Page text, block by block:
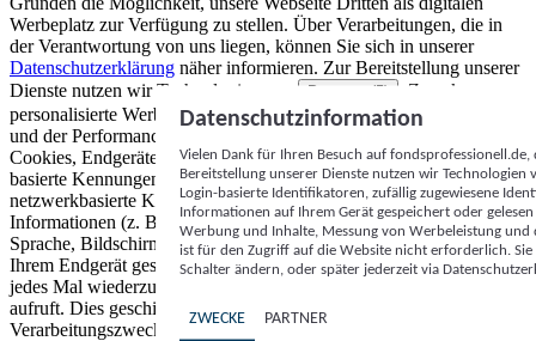
Werbeplatz zur Verfügung zu stellen. Über Verarbeitungen, die in
der Verantwortung von uns liegen, können Sie sich in unserer
Datenschutzerklärung näher informieren. Zur Bereitstellung unserer
Dienste nutzen wir Technologien von
Partnern (5)
. Zwecke:
personalisierte Werbung und Inhalte, Messung von Werbeleistung
und der Performance von Inhalten sowie Zielgruppenforschung.
Cookies, Endgeräte- oder ähnliche Online-Kennungen (z. B. login-
basierte Kennungen, zufällig generierte Kennungen,
netzwerkbasierte Kennungen) können zusammen mit anderen
Informationen (z. B. Browsertyp und Browserinformationen,
Sprache, Bildschirmgröße, unterstützte Technologien usw.) auf
Ihrem Endgerät gespeichert oder von dort ausgelesen werden, um es
jedes Mal wiederzuerkennen, wenn es eine App oder einer Webseite
aufruft. Dies geschieht für einen oder mehrere der hier aufgeführten
Verarbeitungszwecke.
Datenschutzinformation
Vielen Dank für Ihren Besuch auf
Bereitstellung unserer Dienste nutzen wir Technologien
Login-basierte Identifikatoren, zufällig zugewiesene
Informationen auf Ihrem Gerät gespeichert oder
Werbung und Inhalte, Messung von Werbeleistung
ist für den Zugriff auf die Website nicht erforderlich.
Schalter ändern, oder später jederzeit via
ZWECKE PARTNER